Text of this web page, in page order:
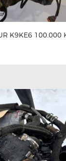
K9KE6 100.000